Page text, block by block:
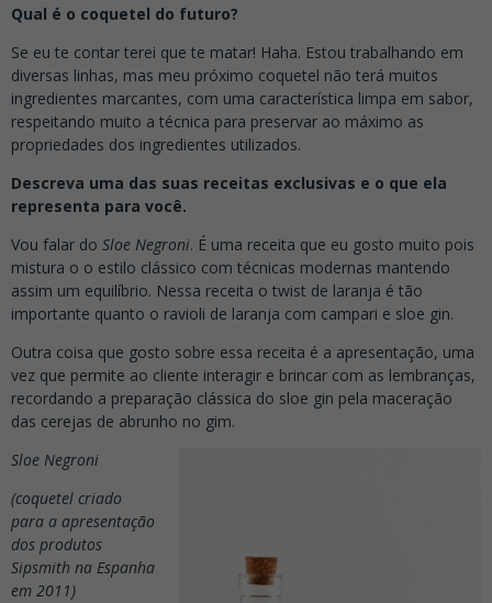
Qual é o coquetel do futuro?
Se eu te contar terei que te matar! Haha. Estou trabalhando em
diversas linhas, mas meu próximo coquetel não terá muitos
ingredientes marcantes, com uma característica limpa em sabor,
respeitando muito a técnica para preservar ao máximo as
propriedades dos ingredientes utilizados.
Descreva uma das suas receitas exclusivas e o que ela
representa para você.
Vou falar do Sloe Negroni. É uma receita que eu gosto muito pois
mistura o o estilo clássico com técnicas modernas mantendo
assim um equilíbrio. Nessa receita o twist de laranja é tão
importante quanto o ravioli de laranja com campari e sloe gin.
Outra coisa que gosto sobre essa receita é a apresentação, uma
vez que permite ao cliente interagir e brincar com as lembranças,
recordando a preparação clássica do sloe gin pela maceração
das cerejas de abrunho no gim.
Sloe Negroni
(coquetel criado
para a apresentação
dos produtos
Sipsmith na Espanha
em 2011)